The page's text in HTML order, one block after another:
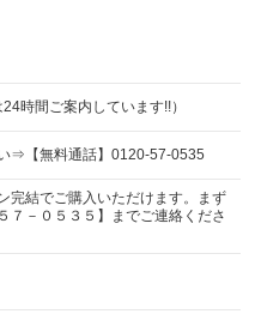
時間ご案内しています!!）
⇒【無料通話】0120-57-0535
完結でご購入いただけます。まず
７－０５３５】までご連絡くださ